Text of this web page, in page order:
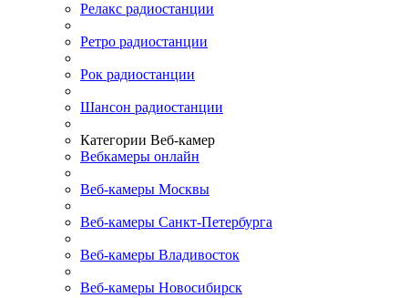
Релакс радиостанции
Ретро радиостанции
Рок радиостанции
Шансон радиостанции
Категории Веб-камер
Вебкамеры онлайн
Веб-камеры Москвы
Веб-камеры Санкт-Петербурга
Веб-камеры Владивосток
Веб-камеры Новосибирск